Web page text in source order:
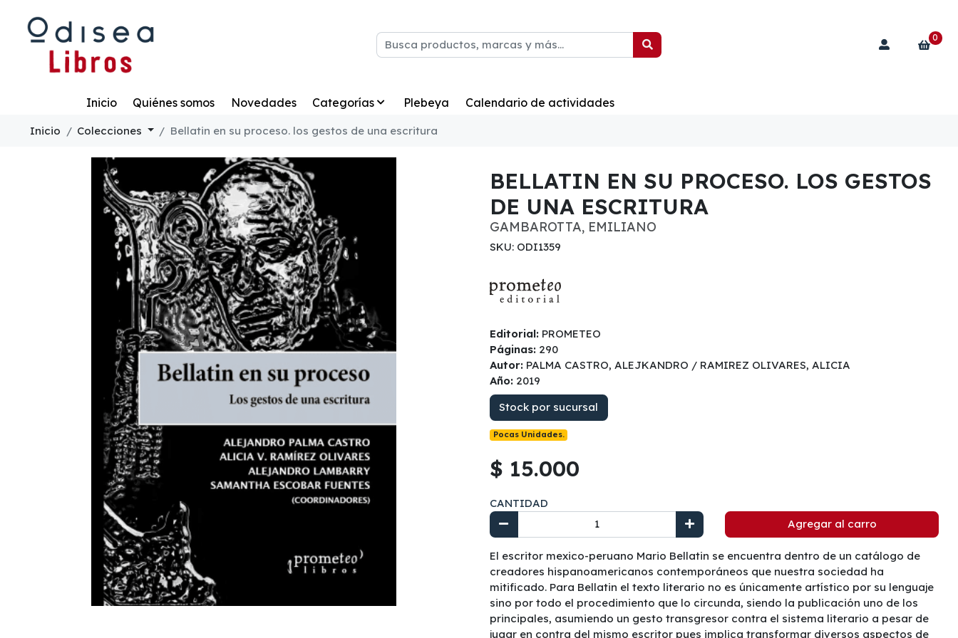
0
Inicio Quiénes somos Novedades Categorías Plebeya Calendario de actividades
Inicio Colecciones Bellatin en su proceso. los gestos de una escritura
BELLATIN EN SU PROCESO. LOS GESTOS
DE UNA ESCRITURA
GAMBAROTTA, EMILIANO
SKU: ODI1359
Editorial: PROMETEO
Páginas: 290
Autor: PALMA CASTRO, ALEJKANDRO / RAMIREZ OLIVARES, ALICIA
Año: 2019
Stock por sucursal
Pocas Unidades.
$ 15.000
CANTIDAD
Agregar al carro
El escritor mexico-peruano Mario Bellatin se encuentra dentro de un catálogo de
creadores hispanoamericanos contemporáneos que nuestra sociedad ha
mitificado. Para Bellatin el texto literario no es únicamente artístico por su lenguaje
sino por todo el procedimiento que lo circunda, siendo la publicación uno de los
principales, asumiendo un gesto transgresor contra el sistema literario a pesar de
jugar en contra del mismo escritor pues implica transformar diversos aspectos de